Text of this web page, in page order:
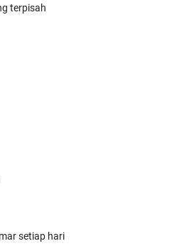
terpisah
setiap hari